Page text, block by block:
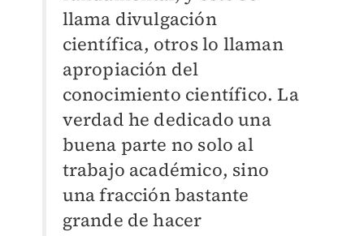
llama divulgación
científica, otros lo llaman
apropiación del
conocimiento científico. La
verdad he dedicado una
buena parte no solo al
trabajo académico, sino
una fracción bastante
grande de hacer